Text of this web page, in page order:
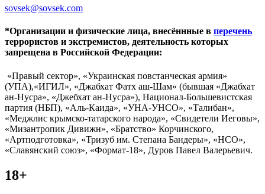
sovsek@sovsek.com
*Организации и физические лица, внесённные в перечень
террористов и экстремистов, деятельность которых
запрещена в Российской Федерации:
«Правый сектор», «Украинская повстанческая армия»
(УПА),«ИГИЛ», «Джабхат Фатх аш-Шам» (бывшая «Джабхат
ан-Нусра», «Джебхат ан-Нусра»), Национал-Большевистская
партия (НБП), «Аль-Каида», «УНА-УНСО», «Талибан»,
«Меджлис крымско-татарского народа», «Свидетели Иеговы»,
«Мизантропик Дивижн», «Братство» Корчинского,
«Артподготовка», «Тризуб им. Степана Бандеры», «НСО»,
«Славянский союз», «Формат-18», Дуров Павел Валерьевич.
18+